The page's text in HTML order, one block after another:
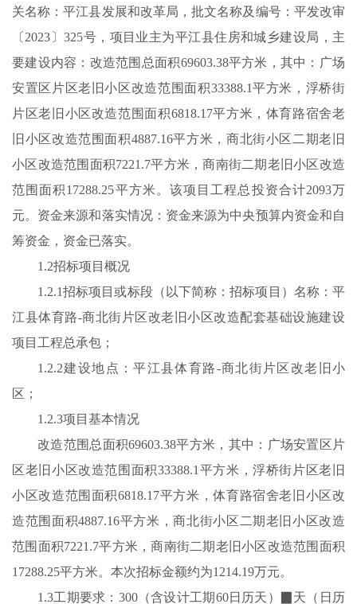
关名称：平江县发展和改革局，批文名称及编号：平发改审
〔2023〕325号，项目业主为平江县住房和城乡建设局，主
要建设内容：改造范围总面积69603.38平方米，其中：广场
安置区片区老旧小区改造范围面积33388.1平方米，浮桥街
片区老旧小区改造范围面积6818.17平方米，体育路宿舍老
旧小区改造范围面积4887.16平方米，商北街小区二期老旧
小区改造范围面积7221.7平方米，商南街二期老旧小区改造
范围面积17288.25平方米。该项目工程总投资合计2093万
元。资金来源和落实情况：资金来源为中央预算内资金和自
筹资金，资金已落实。
1.2招标项目概况
1.2.1招标项目或标段（以下简称：招标项目）名称：平
江县体育路-商北街片区改老旧小区改造配套基础设施建设
项目工程总承包；
1.2.2建设地点：平江县体育路-商北街片区改老旧小
区；
1.2.3项目基本情况
改造范围总面积69603.38平方米，其中：广场安置区片
区老旧小区改造范围面积33388.1平方米，浮桥街片区老旧
小区改造范围面积6818.17平方米，体育路宿舍老旧小区改
造范围面积4887.16平方米，商北街小区二期老旧小区改造
范围面积7221.7平方米，商南街二期老旧小区改造范围面积
17288.25平方米。本次招标金额约为1214.19万元。
1.3工期要求：300（含设计工期60日历天）▉天（日历